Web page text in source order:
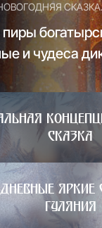
СКАЗКА.
и чудеса
сказка
яркие
гуляния